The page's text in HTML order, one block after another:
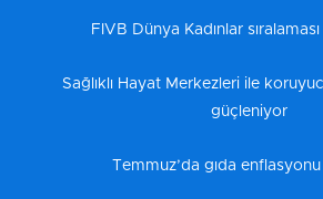
FIVB Dünya Kadınlar
Sağlıklı Hayat Merkezleri ile
güçleniyor
Temmuz’da gıda